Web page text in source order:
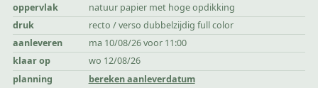
oppervlak
natuur papier met hoge opdikking
druk
recto / verso dubbelzijdig full color
aanleveren
ma 10/08/26 voor 11:00
klaar op
wo 12/08/26
planning
bereken aanleverdatum